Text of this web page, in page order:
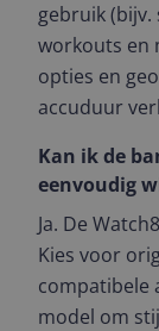
gebruik (bijv.
workouts en
opties en
accuduur
Kan ik de
eenvoudig
Ja. De
Kies voor
compatibele
model om